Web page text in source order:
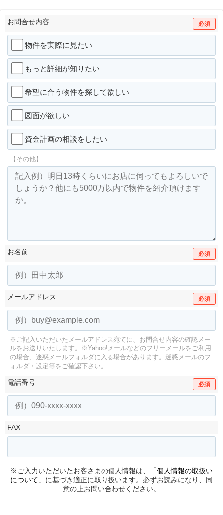
お問合せ内容 必須
物件を実際に見たい
もっと詳細が知りたい
希望に合う物件を探して欲しい
図面が欲しい
資金計画の相談をしたい
【その他】
お名前 必須
メールアドレス 必須
※ご記入いただいたメールアドレス宛てに、お問合せ内容の確認メー
ルをお送りいたします。
※Yahoo!メールなどのフリーメールをご利用
の場合、迷惑メールフォルダに入る場合があります。 迷惑メールのフ
ォルダ・設定等をご確認下さい。
電話番号 必須
FAX
※ご入力いただいたお客さまの個人情報は、
「個人情報の取扱い
について」 に基づき適正に取り扱います。必ずお読みになり、同
意の上お問い合わせください。